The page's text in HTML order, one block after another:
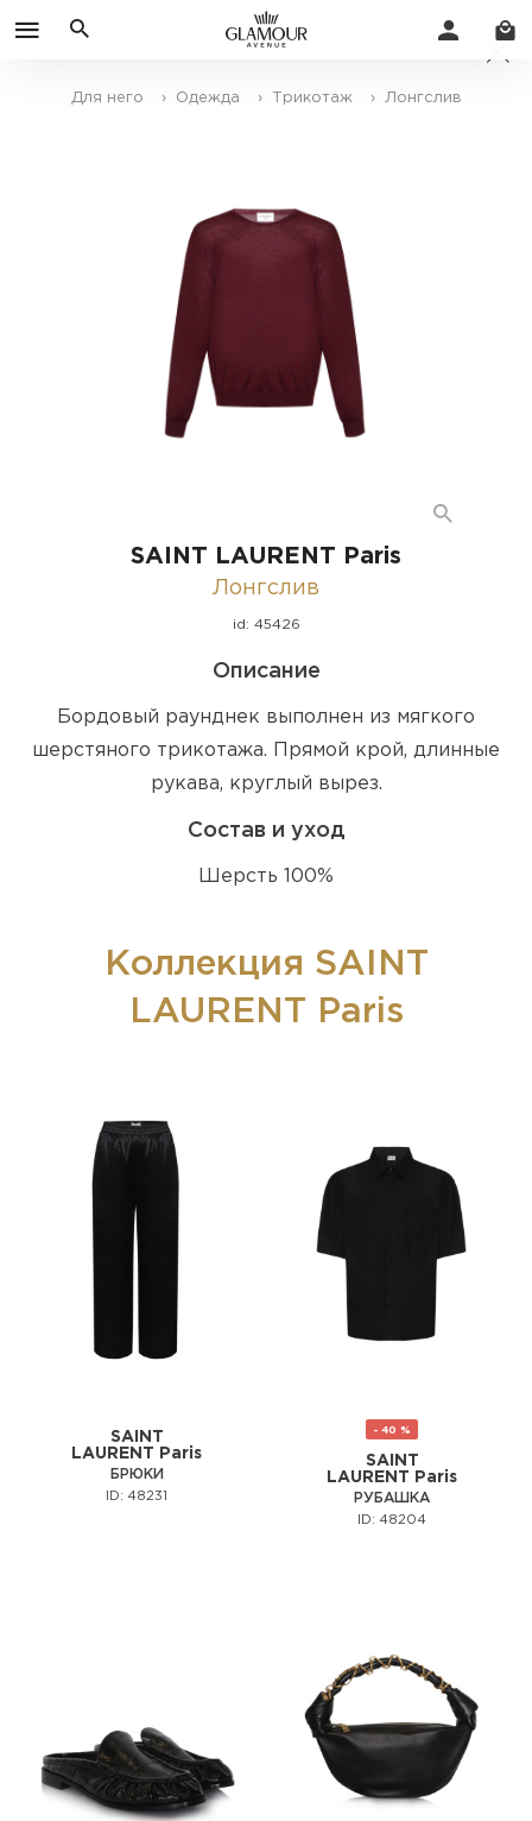
Для него › Одежда › Трикотаж › Лонгслив
SAINT LAURENT Paris
Лонгслив
id: 45426
Описание
Бордовый раунднек выполнен из мягкого
шерстяного трикотажа. Прямой крой, длинные
рукава, круглый вырез.
Состав и уход
Шерсть 100%
Коллекция SAINT
LAURENT Paris
SAINT
LAURENT Paris
БРЮКИ
ID: 48231
- 40 %
SAINT
LAURENT Paris
РУБАШКА
ID: 48204